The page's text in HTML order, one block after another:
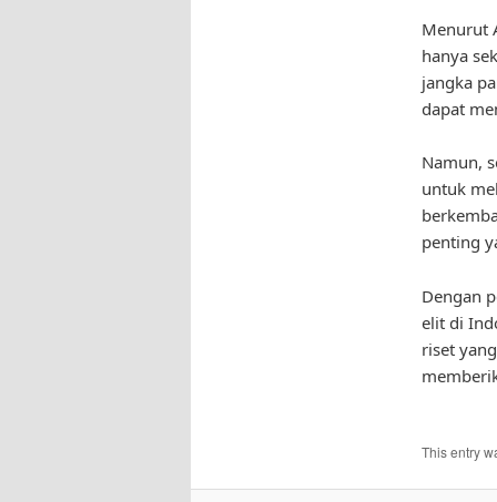
Menurut
hanya
jangka
dapat
Namun,
untuk
penting
Dengan
elit di
riset
This entry